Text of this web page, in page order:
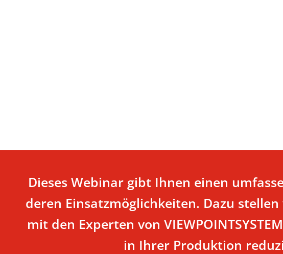
Dieses Webinar gibt Ihnen einen
deren Einsatzmöglichkeiten. Dazu stellen
mit den Experten von
in Ihrer Produktion